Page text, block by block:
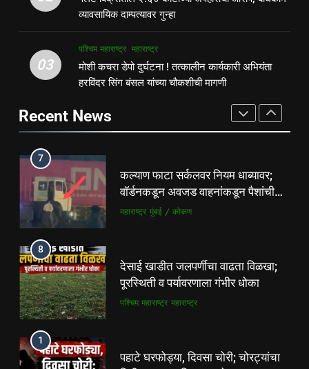
जिल्हा अध्यक्ष सोनवणे
पश्चिम महाराष्ट्र महाराष्ट्र
7
कल्याण फाटा सर्कलवर नियम धाब्यावर;
8
देसाई खाडीत जलपर्णीचा वाढता विळखा;
पूरस्थिती व पर्यावरणाला गंभीर धोका
व्यावसायिक दाम्पत्यावर गुन्हा
03
पश्चिम महाराष्ट्र महाराष्ट्र
मोशी कचरा डेपो दुर्घटना ! तत्कालीन कार्यकारी अभियंता
हरविंदर सिंग बंसल यांच्या चौकशीची मागणी
Recent News
दिवाळी गिफ्ट; २०% बोनसला संचालक
6
आळंदी शहरातील पथविक्रेत्यांवर होणारा
अन्याय सहन केला जाणार नाही – पुणे
7
कल्याण फाटा सर्कलवर नियम धाब्यावर;
वॉर्डनकडून अवजड वाहनांकडून पैशांची
वसुलीचा आरोप
महाराष्ट्र मुंबई / कोकण
8
देसाई खाडीत जलपर्णीचा वाढता विळखा;
पूरस्थिती व पर्यावरणाला गंभीर धोका
पश्चिम महाराष्ट्र महाराष्ट्र
1
पहाटे घरफोड्या, दिवसा चोरी; चोरट्यांचा